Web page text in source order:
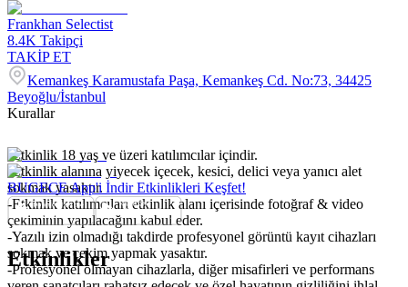
Frankhan Selectist
8.4K Takipçi
TAKİP ET
Kemankeş Karamustafa Paşa, Kemankeş Cd. No:73, 34425
Beyoğlu/İstanbul
Kurallar
-Etkinlik 18 yaş ve üzeri katılımcılar içindir.
-Etkinlik alanına yiyecek içecek, kesici, delici veya yanıcı alet
sokmak yasaktır.
-Etkinlik katılımcıları etkinlik alanı içerisinde fotoğraf & video
çekiminin yapılacağını kabul eder.
-Yazılı izin olmadığı takdirde profesyonel görüntü kayıt cihazları
sokmak ve çekim yapmak yasaktır.
-Profesyonel olmayan cihazlarla, diğer misafirleri ve performans
BUGECE App'i İndir Etkinlikleri Keşfet!
Etkinlikler